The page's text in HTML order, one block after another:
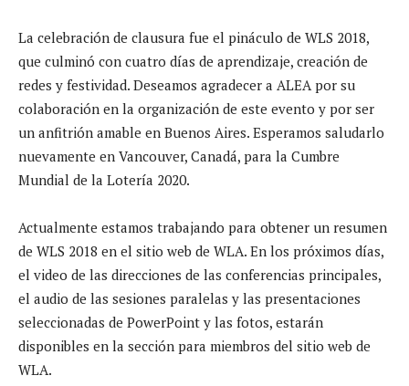
La celebración de clausura fue el pináculo de WLS 2018,
que culminó con cuatro días de aprendizaje, creación de
redes y festividad. Deseamos agradecer a ALEA por su
colaboración en la organización de este evento y por ser
un anfitrión amable en Buenos Aires. Esperamos saludarlo
nuevamente en Vancouver, Canadá, para la Cumbre
Mundial de la Lotería 2020.
Actualmente estamos trabajando para obtener un resumen
de WLS 2018 en el sitio web de WLA. En los próximos días,
el video de las direcciones de las conferencias principales,
el audio de las sesiones paralelas y las presentaciones
seleccionadas de PowerPoint y las fotos, estarán
disponibles en la sección para miembros del sitio web de
WLA.